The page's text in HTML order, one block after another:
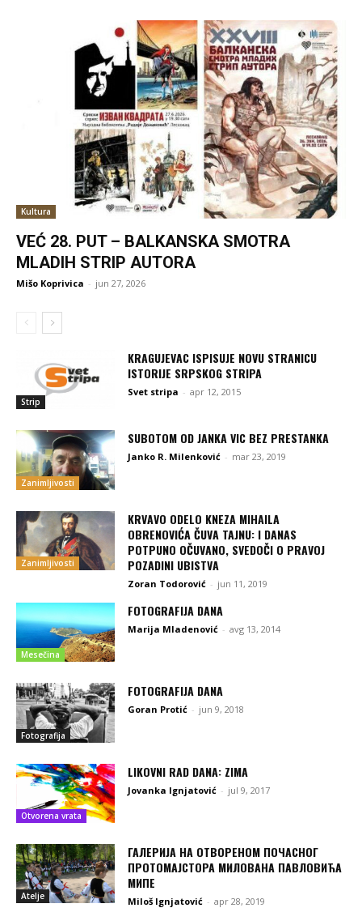
Kultura
VEĆ 28. PUT – BALKANSKA SMOTRA
MLADIH STRIP AUTORA
Mišo Koprivica - jun 27, 2026
Strip
KRAGUJEVAC ISPISUJE NOVU STRANICU
ISTORIJE SRPSKOG STRIPA
Svet stripa - apr 12, 2015
Zanimljivosti
SUBOTOM OD JANKA VIC BEZ PRESTANKA
Janko R. Milenković - mar 23, 2019
Zanimljivosti
KRVAVO ODELO KNEZA MIHAILA
OBRENOVIĆA ČUVA TAJNU: I DANAS
POTPUNO OČUVANO, SVEDOČI O PRAVOJ
POZADINI UBISTVA
Zoran Todorović - jun 11, 2019
Mesečina
FOTOGRAFIJA DANA
Marija Mladenović - avg 13, 2014
Fotografija
FOTOGRAFIJA DANA
Goran Protić - jun 9, 2018
Otvorena vrata
LIKOVNI RAD DANA: ZIMA
Jovanka Ignjatović - jul 9, 2017
Atelje
ГАЛЕРИЈА НА ОТВОРЕНОМ ПОЧАСНОГ
ПРОТОМАЈСТОРА МИЛОВАНА ПАВЛОВИЋА
МИПЕ
Miloš Ignjatović - apr 28, 2019